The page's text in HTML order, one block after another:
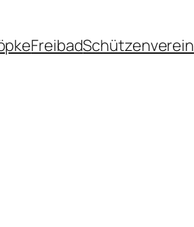
FreibadSchützenverein